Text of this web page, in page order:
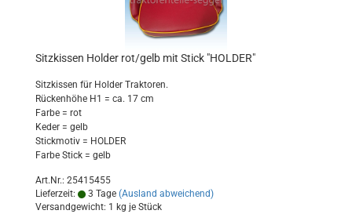
Sitzkissen Holder rot/gelb mit Stick "HOLDER"
Sitzkissen für Holder Traktoren.
Rückenhöhe H1 = ca. 17 cm
Farbe = rot
Keder = gelb
Stickmotiv = HOLDER
Farbe Stick = gelb
Art.Nr.: 25415455
Lieferzeit:
3 Tage (Ausland abweichend)
Versandgewicht: 1 kg je Stück